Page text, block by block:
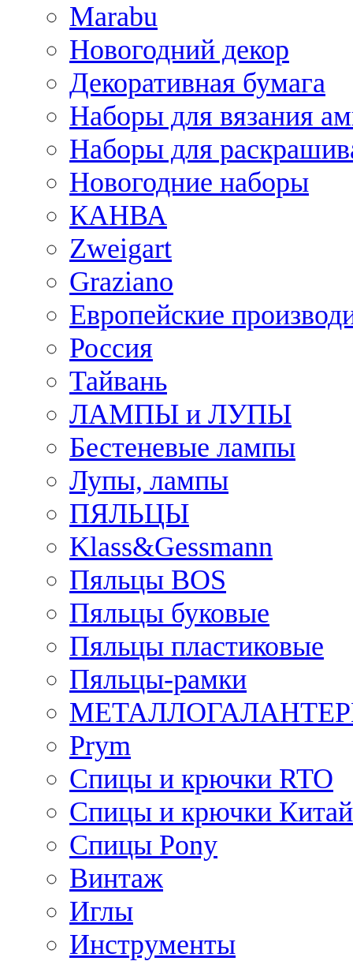
Marabu
Новогодний декор
Декоративная бумага
Наборы для вязания
Наборы для
Новогодние наборы
КАНВА
Zweigart
Graziano
Европейские
Россия
Тайвань
ЛАМПЫ и ЛУПЫ
Бестеневые лампы
Лупы, лампы
ПЯЛЬЦЫ
Klass&Gessmann
Пяльцы BOS
Пяльцы буковые
Пяльцы пластиковые
Пяльцы-рамки
Prym
Спицы и крючки RTO
Спицы и крючки Китай
Спицы Pony
Винтаж
Иглы
Инструменты